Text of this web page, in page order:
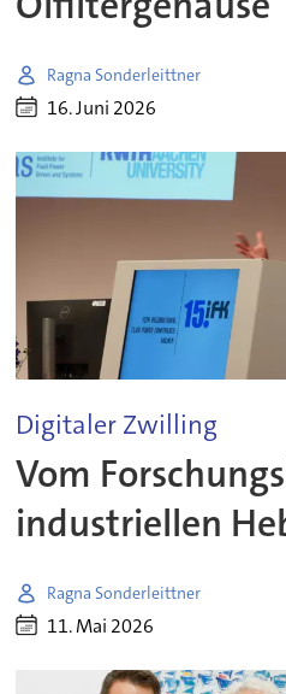
Ragna Sonderleittner
16. Juni 2026
Digitaler Zwilling
Vom
industriellen
Ragna Sonderleittner
11. Mai 2026